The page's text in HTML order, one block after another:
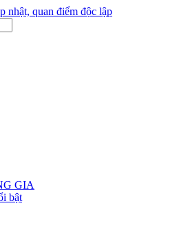
nhật, quan điểm độc lập
GIA
bật